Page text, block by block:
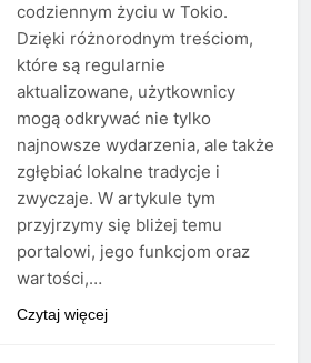
codziennym życiu w Tokio.
Dzięki różnorodnym treściom,
które są regularnie
aktualizowane, użytkownicy
mogą odkrywać nie tylko
najnowsze wydarzenia, ale także
zgłębiać lokalne tradycje i
zwyczaje. W artykule tym
przyjrzymy się bliżej temu
portalowi, jego funkcjom oraz
wartości,…
Czytaj więcej